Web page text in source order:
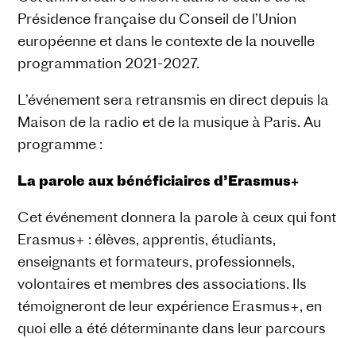
Présidence française du Conseil de l’Union
européenne et dans le contexte de la nouvelle
programmation 2021-2027.
L’événement sera retransmis en direct depuis la
Maison de la radio et de la musique à Paris. Au
programme :
La parole aux bénéficiaires d’Erasmus+
Cet événement donnera la parole à ceux qui font
Erasmus+ : élèves, apprentis, étudiants,
enseignants et formateurs, professionnels,
volontaires et membres des associations. Ils
témoigneront de leur expérience Erasmus+, en
quoi elle a été déterminante dans leur parcours